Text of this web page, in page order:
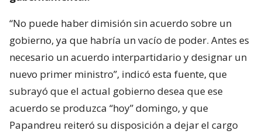
“No puede haber dimisión sin acuerdo sobre un
gobierno, ya que habría un vacío de poder. Antes es
necesario un acuerdo interpartidario y designar un
nuevo primer ministro”, indicó esta fuente, que
subrayó que el actual gobierno desea que ese
acuerdo se produzca “hoy” domingo, y que
Papandreu reiteró su disposición a dejar el cargo